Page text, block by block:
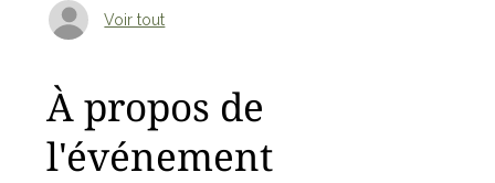
Voir tout
À propos de
l'événement